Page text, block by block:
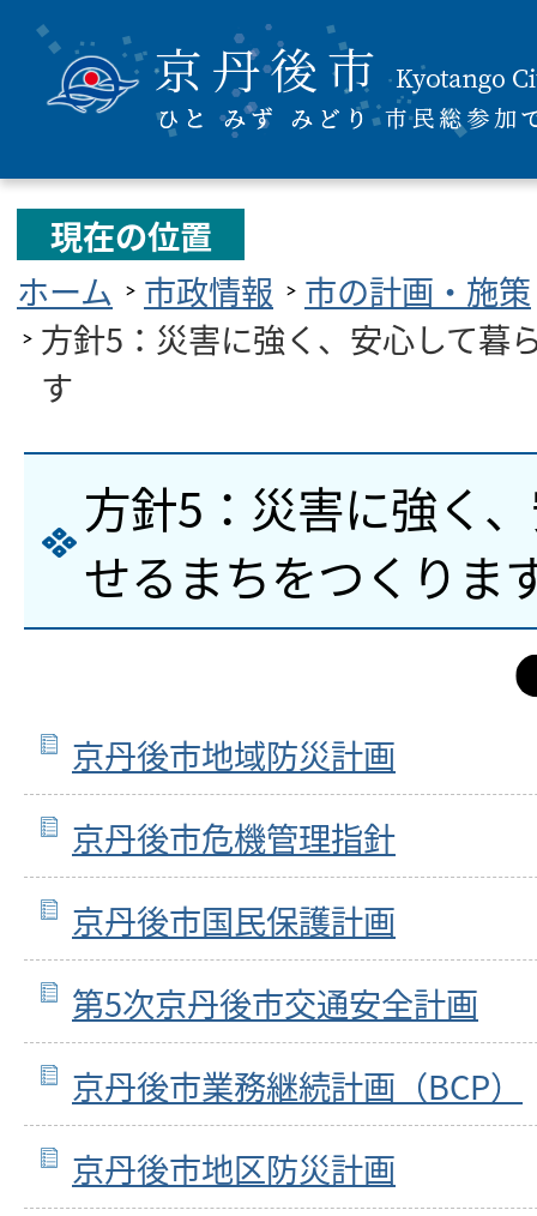
現在の位置
ホーム
市政情報
市の計画・施策
方針5：災害に強く、安心して暮
す
方針5：災害に強く
せるまちをつくりま
京丹後市地域防災計画
京丹後市危機管理指針
京丹後市国民保護計画
第5次京丹後市交通安全計画
京丹後市業務継続計画（BCP）
京丹後市地区防災計画